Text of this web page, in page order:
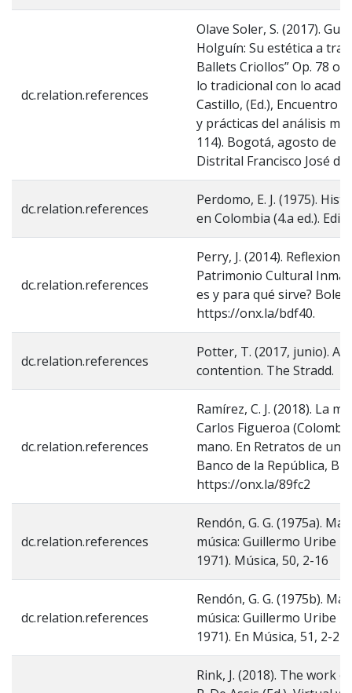
dc.relation.references
Olave Soler, S. (2017).
Holguín: Su estética a
Ballets Criollos” Op. 78 o
lo tradicional con lo
Castillo, (Ed.), Encuentro
y prácticas del análisis
114). Bogotá, agosto de
Distrital Francisco José de
dc.relation.references
Perdomo, E. J. (1975).
en Colombia (4.a ed.).
dc.relation.references
Perry, J. (2014).
Patrimonio Cultural
es y para qué sirve?
https://onx.la/bdf40.
dc.relation.references
Potter, T. (2017, junio). A
contention. The Stradd.
dc.relation.references
Ramírez, C. J. (2018). La
Carlos Figueroa
mano. En Retratos de un
Banco de la República,
https://onx.la/89fc2
dc.relation.references
Rendón, G. G. (1975a).
música: Guillermo Uribe
1971). Música, 50, 2-16
dc.relation.references
Rendón, G. G. (1975b).
música: Guillermo Uribe
1971). En Música, 51, 2-21.
Rink, J. (2018). The work